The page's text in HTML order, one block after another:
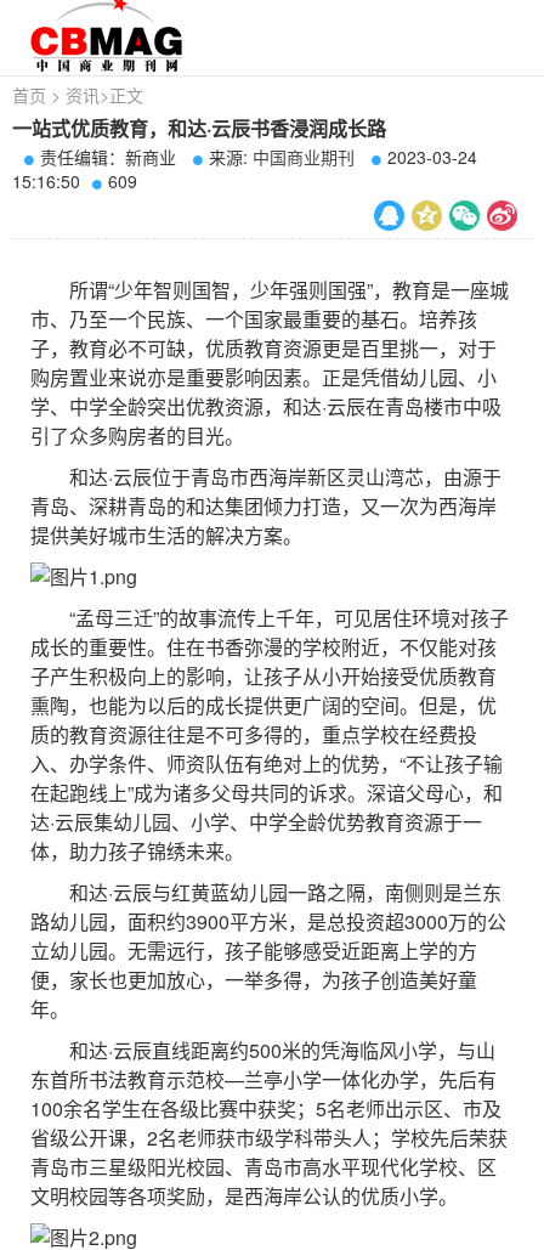
首页 > 资讯>正文
一站式优质教育，和达·云辰书香浸润成长路
责任编辑：新商业 来源: 中国商业期刊
2023-03-24
15:16:50
609
所谓“少年智则国智，少年强则国强”，教育是一座城
市、乃至一个民族、一个国家最重要的基石。培养孩
子，教育必不可缺，优质教育资源更是百里挑一，对于
购房置业来说亦是重要影响因素。正是凭借幼儿园、小
学、中学全龄突出优教资源，和达·云辰在青岛楼市中吸
引了众多购房者的目光。
和达·云辰位于青岛市西海岸新区灵山湾芯，由源于
青岛、深耕青岛的和达集团倾力打造，又一次为西海岸
提供美好城市生活的解决方案。
“孟母三迁”的故事流传上千年，可见居住环境对孩子
成长的重要性。住在书香弥漫的学校附近，不仅能对孩
子产生积极向上的影响，让孩子从小开始接受优质教育
熏陶，也能为以后的成长提供更广阔的空间。但是，优
质的教育资源往往是不可多得的，重点学校在经费投
入、办学条件、师资队伍有绝对上的优势，“不让孩子输
在起跑线上”成为诸多父母共同的诉求。深谙父母心，和
达·云辰集幼儿园、小学、中学全龄优势教育资源于一
体，助力孩子锦绣未来。
和达·云辰与红黄蓝幼儿园一路之隔，南侧则是兰东
路幼儿园，面积约3900平方米，是总投资超3000万的公
立幼儿园。无需远行，孩子能够感受近距离上学的方
便，家长也更加放心，一举多得，为孩子创造美好童
年。
和达·云辰直线距离约500米的凭海临风小学，与山
东首所书法教育示范校—兰亭小学一体化办学，先后有
100余名学生在各级比赛中获奖；5名老师出示区、市及
省级公开课，2名老师获市级学科带头人；学校先后荣获
青岛市三星级阳光校园、青岛市高水平现代化学校、区
文明校园等各项奖励，是西海岸公认的优质小学。